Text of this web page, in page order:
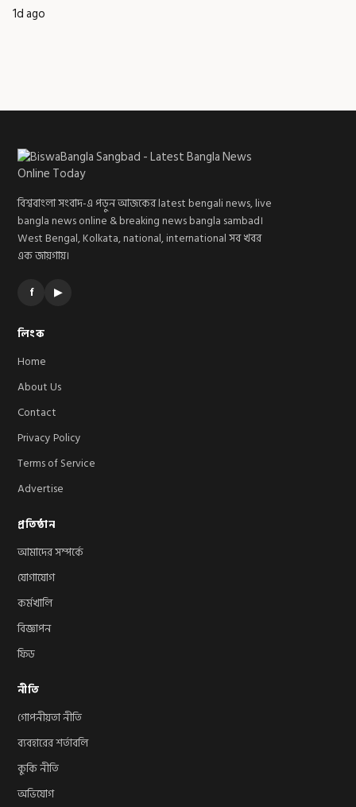
1d ago
বিশ্ববাংলা সংবাদ-এ পড়ুন আজকের latest bengali news, live
bangla news online & breaking news bangla sambad।
West Bengal, Kolkata, national, international সব খবর
এক জায়গায়।
f ▶
লিংক
Home
About Us
Contact
Privacy Policy
Terms of Service
Advertise
প্রতিষ্ঠান
আমাদের সম্পর্কে
যোগাযোগ
কর্মখালি
বিজ্ঞাপন
ফিড
নীতি
গোপনীয়তা নীতি
ব্যবহারের শর্তাবলি
কুকি নীতি
অভিযোগ